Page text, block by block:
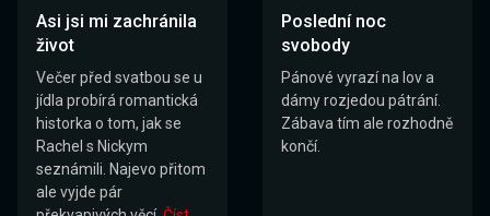
Asi jsi mi zachránila
život
Večer před svatbou se u
jídla probírá romantická
historka o tom, jak se
Rachel s Nickym
seznámili. Najevo přitom
ale vyjde pár
Poslední noc
svobody
Pánové vyrazí na lov a
dámy rozjedou pátrání.
Zábava tím ale rozhodně
končí.